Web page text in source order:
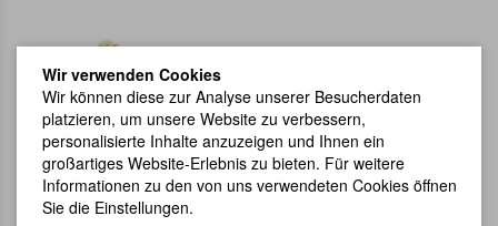
Wir verwenden Cookies
Wir können diese zur Analyse unserer Besucherdaten
platzieren, um unsere Website zu verbessern,
personalisierte Inhalte anzuzeigen und Ihnen ein
großartiges Website-Erlebnis zu bieten. Für weitere
Informationen zu den von uns verwendeten Cookies öffnen
Sie die Einstellungen.